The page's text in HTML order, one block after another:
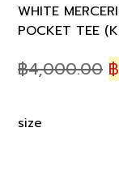
WHITE
POCKET TEE
฿4,000.00 ฿
size